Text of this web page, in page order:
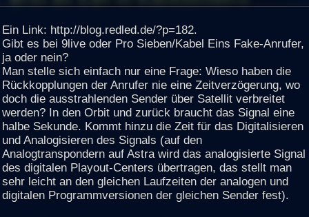
Ein Link: http://blog.redled.de/?p=182.
Gibt es bei 9live oder Pro Sieben/Kabel Eins Fake-Anrufer,
ja oder nein?
Man stelle sich einfach nur eine Frage: Wieso haben die
Rückkopplungen der Anrufer nie eine Zeitverzögerung, wo
doch die ausstrahlenden Sender über Satellit verbreitet
werden? In den Orbit und zurück braucht das Signal eine
halbe Sekunde. Kommt hinzu die Zeit für das Digitalisieren
und Analogisieren des Signals (auf den
Analogtranspondern auf Astra wird das analogisierte Signal
des digitalen Playout-Centers übertragen, das stellt man
sehr leicht an den gleichen Laufzeiten der analogen und
digitalen Programmversionen der gleichen Sender fest).